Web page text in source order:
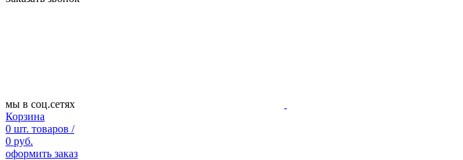
мы в соц.сетях
Корзина
0 шт. товаров /
0 руб.
оформить заказ